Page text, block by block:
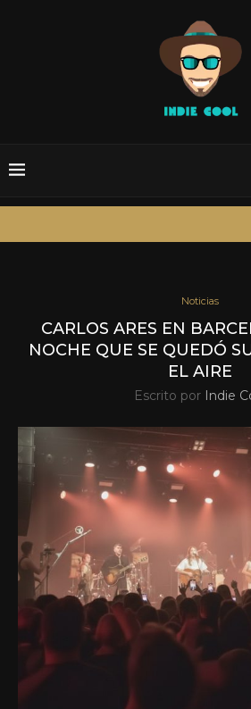
Noticias
CARLOS ARES EN
NOCHE QUE SE QUEDÓ
EL AIRE
Escrito por Indie